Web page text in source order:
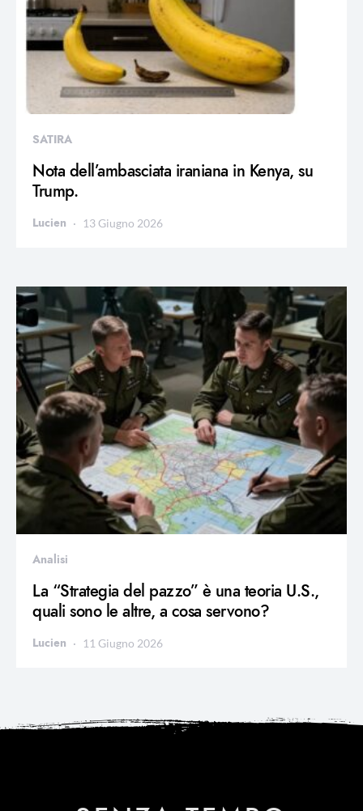
SATIRA
Nota dell’ambasciata iraniana in Kenya, su
Trump.
Lucien 13 Giugno 2026
Analisi
La “Strategia del pazzo” è una teoria U.S.,
quali sono le altre, a cosa servono?
Lucien 11 Giugno 2026